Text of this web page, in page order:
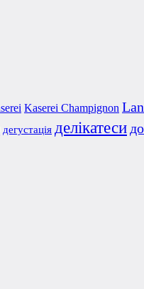
Kaserei Champignon
дегустація делікатеси